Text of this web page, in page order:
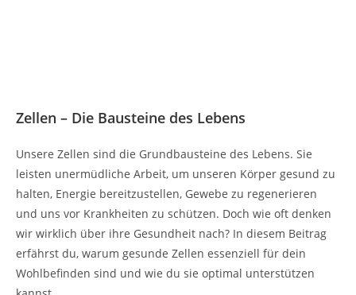
Zellen – Die Bausteine des Lebens
Unsere Zellen sind die Grundbausteine des Lebens. Sie
leisten unermüdliche Arbeit, um unseren Körper gesund zu
halten, Energie bereitzustellen, Gewebe zu regenerieren
und uns vor Krankheiten zu schützen. Doch wie oft denken
wir wirklich über ihre Gesundheit nach? In diesem Beitrag
erfährst du, warum gesunde Zellen essenziell für dein
Wohlbefinden sind und wie du sie optimal unterstützen